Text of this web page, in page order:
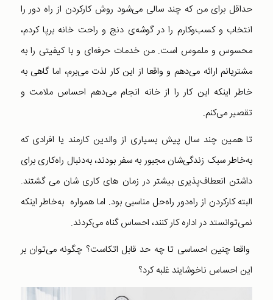
حداقل برای من که چند سالی می‌شود روش کارکردن از راه دور را
انتخاب و کسب‌و‌کارم را در گوشه‌ی دنج و راحت خانه‌ برپا کردم،
محسوس و ملموس است. من خدمات حرفه‌ای و با کیفیتی را به
مشتریانم ارائه می‌دهم و واقعا از این کار لذت می‌برم، اما گاهی به
خاطر اینکه این کار را از خانه انجام می‌دهم احساس ملامت و
تقصیر می‌کنم.
تا همین چند سال پیش بسیاری از والدین کارمند یا افرادی که
به‌خاطر سبک زندگی‌شان مجبور به سفر بودند، به‌دنبال راه‌کاری برای
داشتن انعطاف‌پذیری بیشتر در زمان های کاری شان می گشتند.
البته کارکردن از راه‌دور راه‌حل مناسبی بود. اما همواره به‌خاطر اینکه
نمی‌توانستد در اداره کار کنند، احساس گناه می‌کردند.
واقعا چنین احساسی تا چه حد قابل اتکاست؟ چگونه می‌توان بر
این احساس ناخوشایند غلبه کرد؟